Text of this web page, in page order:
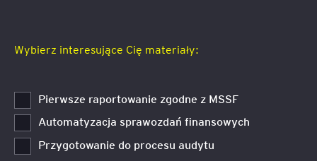
Wybierz interesujące Cię materiały:
Pierwsze raportowanie zgodne z MSSF
Automatyzacja sprawozdań finansowych
Przygotowanie do procesu audytu